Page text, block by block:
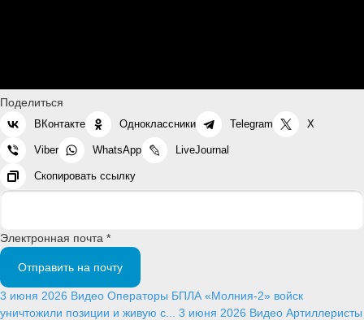
Поделиться
ВКонтакте Одноклассники Telegram X
Viber WhatsApp LiveJournal
Скопировать ссылку
Электронная почта *
Отправить на почту
3 июня 2026 Видео Операторы БПЛА «Молния-2» войск
уничтожили позиции и живую с... 3 июня 2026 Видео Артиллеристы